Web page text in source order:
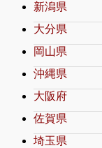
新潟県
大分県
岡山県
沖縄県
大阪府
佐賀県
埼玉県